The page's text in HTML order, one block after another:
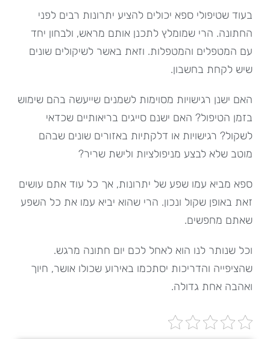
בעוד שטיפולי ספא יכולים להציע יתרונות רבים לפני
החתונה. הרי שמומלץ לתכנן אותם מראש, ולבחון יחד
עם המטפלים והמטפלות. וזאת באשר לשיקולים שונים
שיש לקחת בחשבון.
האם ישנן רגישויות מסוימות לשמנים שייעשה בהם שימוש
בזמן הטיפול? האם ישנם סייגים בריאותיים שכדאי
לשקול? רגישויות או דלקתיות באזורים שונים שבהם
מוטב שלא לבצע מניפולציות ולישת שריר?
ספא מביא עמו שפע של יתרונות, אך כל עוד אתם עושים
זאת באופן שקול ונכון. הרי שהוא יביא עמו את כל השפע
שאתם מחפשים.
וכל שנותר לנו הוא לאחל לכם יום חתונה מרגש.
שהציפייה והדריכות יסתכמו באירוע שכולו אושר, חיוך
ואהבה אחת גדולה.